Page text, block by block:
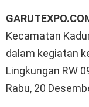
Kecamatan
dalam kegiatan
Lingkungan RW
Rabu, 20